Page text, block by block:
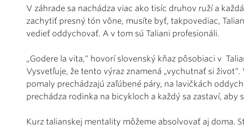
V záhrade sa nachádza viac ako tisíc druhov ruží a
zachytiť presný tón vône, musíte byť, takpovediac,
vedieť oddychovať. A v tom sú Taliani profesionáli.
„Godere la vita,“ hovorí slovenský kňaz pôsobiaci v
Vysvetľuje, že tento výraz znamená „vychutnať si
pomaly prechádzajú zaľúbené páry, na lavičkách
prechádza rodinka na bicykloch a každý sa zastaví, aby
Kurz talianskej mentality môžeme absolvovať aj doma.